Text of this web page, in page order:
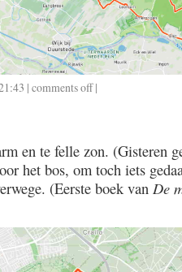
| comments offon
/
6.00
|
en te felle zon. (Gisteren
het bos, om toch iets
(Eerste boek vanDe